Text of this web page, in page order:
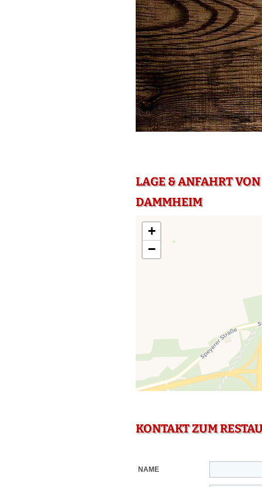
LAGE & ANFAHRT
DAMMHEIM
+
−
KONTAKT ZUM
NAME